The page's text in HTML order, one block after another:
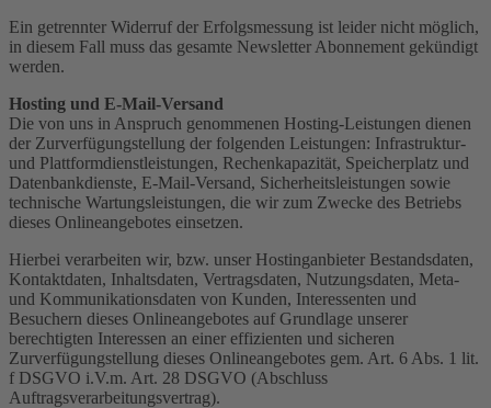
Ein getrennter Widerruf der Erfolgsmessung ist leider nicht möglich,
in diesem Fall muss das gesamte Newsletter Abonnement gekündigt
werden.
Hosting und E-Mail-Versand
Die von uns in Anspruch genommenen Hosting-Leistungen dienen
der Zurverfügungstellung der folgenden Leistungen: Infrastruktur-
und Plattformdienstleistungen, Rechenkapazität, Speicherplatz und
Datenbankdienste, E-Mail-Versand, Sicherheitsleistungen sowie
technische Wartungsleistungen, die wir zum Zwecke des Betriebs
dieses Onlineangebotes einsetzen.
Hierbei verarbeiten wir, bzw. unser Hostinganbieter Bestandsdaten,
Kontaktdaten, Inhaltsdaten, Vertragsdaten, Nutzungsdaten, Meta-
und Kommunikationsdaten von Kunden, Interessenten und
Besuchern dieses Onlineangebotes auf Grundlage unserer
berechtigten Interessen an einer effizienten und sicheren
Zurverfügungstellung dieses Onlineangebotes gem. Art. 6 Abs. 1 lit.
f DSGVO i.V.m. Art. 28 DSGVO (Abschluss
Auftragsverarbeitungsvertrag).